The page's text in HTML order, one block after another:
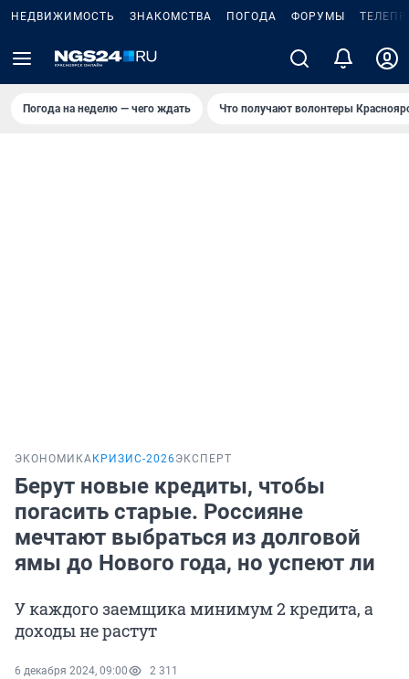
НЕДВИЖИМОСТЬ ЗНАКОМСТВА ПОГОДА ФОРУМЫ
Погода на неделю — чего ждать Что получают волонтеры
ЭКОНОМИКА КРИЗИС-2026ЭКСПЕРТ
Берут новые кредиты, чтобы
погасить старые. Россияне
мечтают выбраться из долговой
ямы до Нового года, но успеют ли
У каждого заемщика минимум 2 кредита, а
доходы не растут
6 декабря 2024, 09:00 2 311